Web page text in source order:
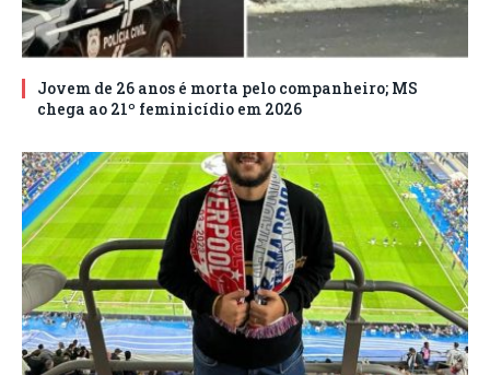
Jovem de 26 anos é morta pelo companheiro; MS
chega ao 21º feminicídio em 2026